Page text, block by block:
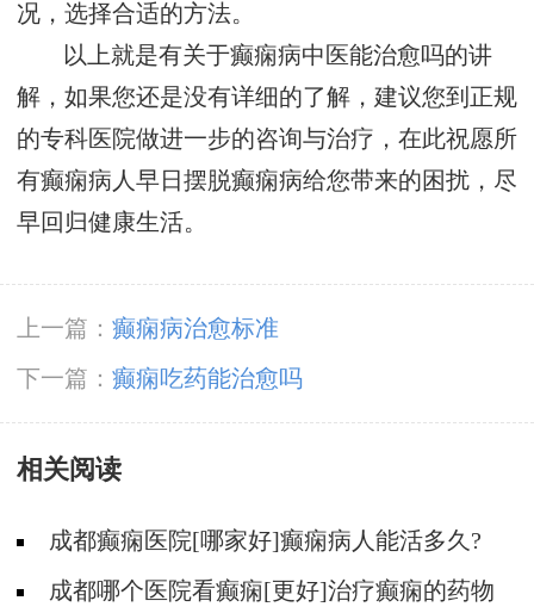
况，选择合适的方法。
以上就是有关于癫痫病中医能治愈吗的讲
解，如果您还是没有详细的了解，建议您到正规
的专科医院做进一步的咨询与治疗，在此祝愿所
有癫痫病人早日摆脱癫痫病给您带来的困扰，尽
早回归健康生活。
上一篇： 癫痫病治愈标准
下一篇： 癫痫吃药能治愈吗
相关阅读
成都癫痫医院[哪家好]癫痫病人能活多久?
成都哪个医院看癫痫[更好]治疗癫痫的药物